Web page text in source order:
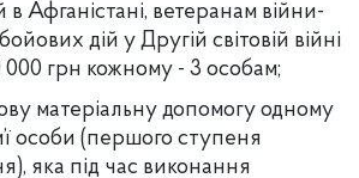
в Афганістані, ветеранам війни-
дій у Другій світовій війні
000 грн кожному - 3 особам;
матеріальну допомогу одному
особи (першого ступеня
яка під час виконання